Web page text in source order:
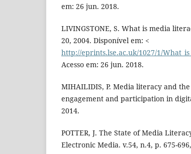
em: 26 jun. 2018.
LIVINGSTONE, S. What is media
20, 2004. Disponível em: <
http://eprints.lse.ac.uk/1027/1/
Acesso em: 26 jun. 2018.
MIHAILIDIS, P. Media literacy and
engagement and participation in
2014.
POTTER, J. The State of Media
Electronic Media. v.54, n.4, p. 675-